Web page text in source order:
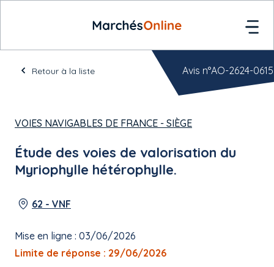
Retour à la liste
VOIES NAVIGABLES DE FRANCE - SIÈGE
Étude des voies de valorisation du
Myriophylle hétérophylle.
62 - VNF
Mise en ligne : 03/06/2026
Limite de réponse : 29/06/2026
Avis n°AO-2624-0615